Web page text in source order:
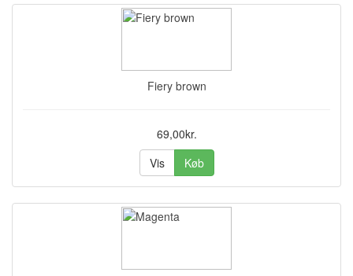
Fiery brown
69,00kr.
Vis
Køb